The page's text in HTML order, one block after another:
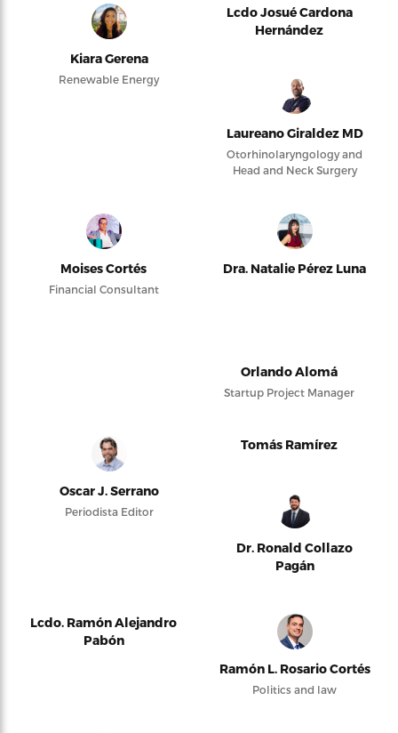
Kiara Gerena
Renewable Energy
Lcdo Josué Cardona
Hernández
Laureano Giraldez MD
Otorhinolaryngology and
Head and Neck Surgery
Moises Cortés
Financial Consultant
Dra. Natalie Pérez Luna
Orlando Alomá
Startup Project Manager
Oscar J. Serrano
Periodista Editor
Tomás Ramírez
Dr. Ronald Collazo
Pagán
Lcdo. Ramón Alejandro
Pabón
Ramón L. Rosario Cortés
Politics and law